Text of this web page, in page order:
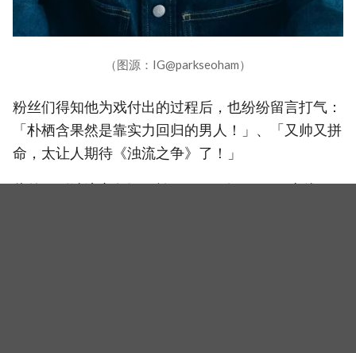
（图源：IG@parkseoham）
粉丝们得知他为戏付出的过程后，也纷纷留言打气：
「朴栖含果然是靠实力回归的男人！」、「又帅又拼
命，太让人期待《浊流之争》了！」